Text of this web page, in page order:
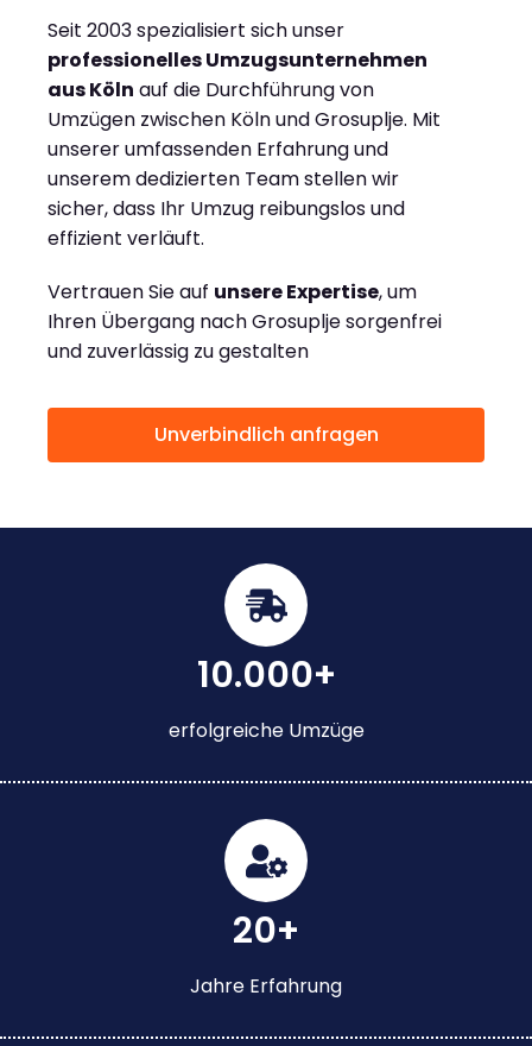
Seit 2003 spezialisiert sich unser
professionelles Umzugsunternehmen
aus Köln auf die Durchführung von
Umzügen zwischen Köln und Grosuplje. Mit
unserer umfassenden Erfahrung und
unserem dedizierten Team stellen wir
sicher, dass Ihr Umzug reibungslos und
effizient verläuft.
Vertrauen Sie auf unsere Expertise, um
Ihren Übergang nach Grosuplje sorgenfrei
und zuverlässig zu gestalten
Unverbindlich anfragen
10.000+
erfolgreiche Umzüge
20+
Jahre Erfahrung